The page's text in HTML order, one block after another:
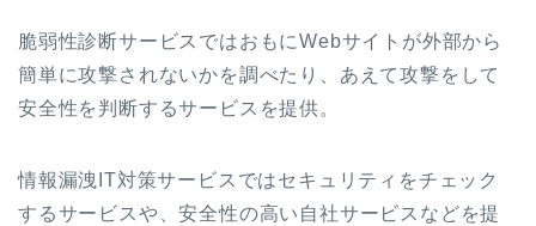
脆弱性診断サービスではおもにWebサイトが外部から
簡単に攻撃されないかを調べたり、あえて攻撃をして
安全性を判断するサービスを提供。
情報漏洩IT対策サービスではセキュリティをチェック
するサービスや、安全性の高い自社サービスなどを提